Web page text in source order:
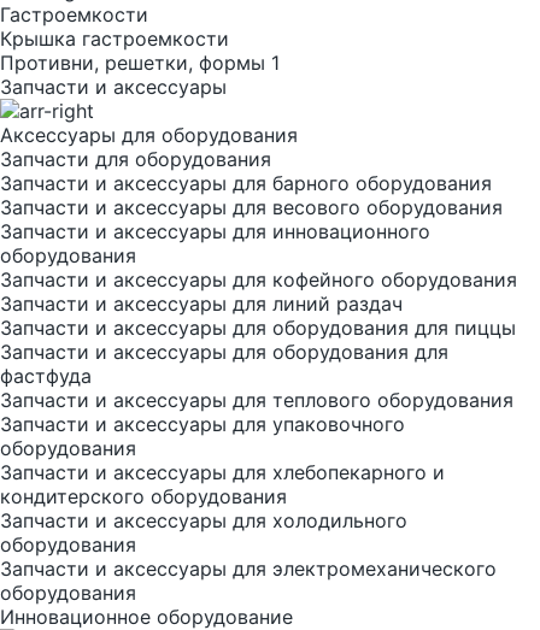
Гастроемкости
Крышка гастроемкости
Противни, решетки, формы 1
Запчасти и аксессуары
Аксессуары для оборудования
Запчасти для оборудования
Запчасти и аксессуары для барного оборудования
Запчасти и аксессуары для весового оборудования
Запчасти и аксессуары для инновационного
оборудования
Запчасти и аксессуары для кофейного оборудования
Запчасти и аксессуары для линий раздач
Запчасти и аксессуары для оборудования для пиццы
Запчасти и аксессуары для оборудования для
фастфуда
Запчасти и аксессуары для теплового оборудования
Запчасти и аксессуары для упаковочного
оборудования
Запчасти и аксессуары для хлебопекарного и
кондитерского оборудования
Запчасти и аксессуары для холодильного
оборудования
Запчасти и аксессуары для электромеханического
оборудования
Инновационное оборудование